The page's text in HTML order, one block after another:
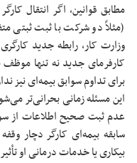
مطابق قوانین، اگر انتقال
(مثلاً دو شرکت با ثبت ثبتی
وزارت کار، رابطه جدید
کارفرمای جدید نه تنها موظف
برای تداوم سوابق بیمه‌ای نیز
این مسئله زمانی بحرانی‌تر
عدم ثبت صحیح اطلاعات از
سابقه بیمه‌ای کارگر دچار
بیکاری یا خدمات درمانی او